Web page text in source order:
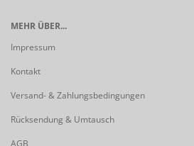
MEHR ÜBER...
Impressum
Kontakt
Versand- & Zahlungsbedingungen
Rücksendung & Umtausch
AGB